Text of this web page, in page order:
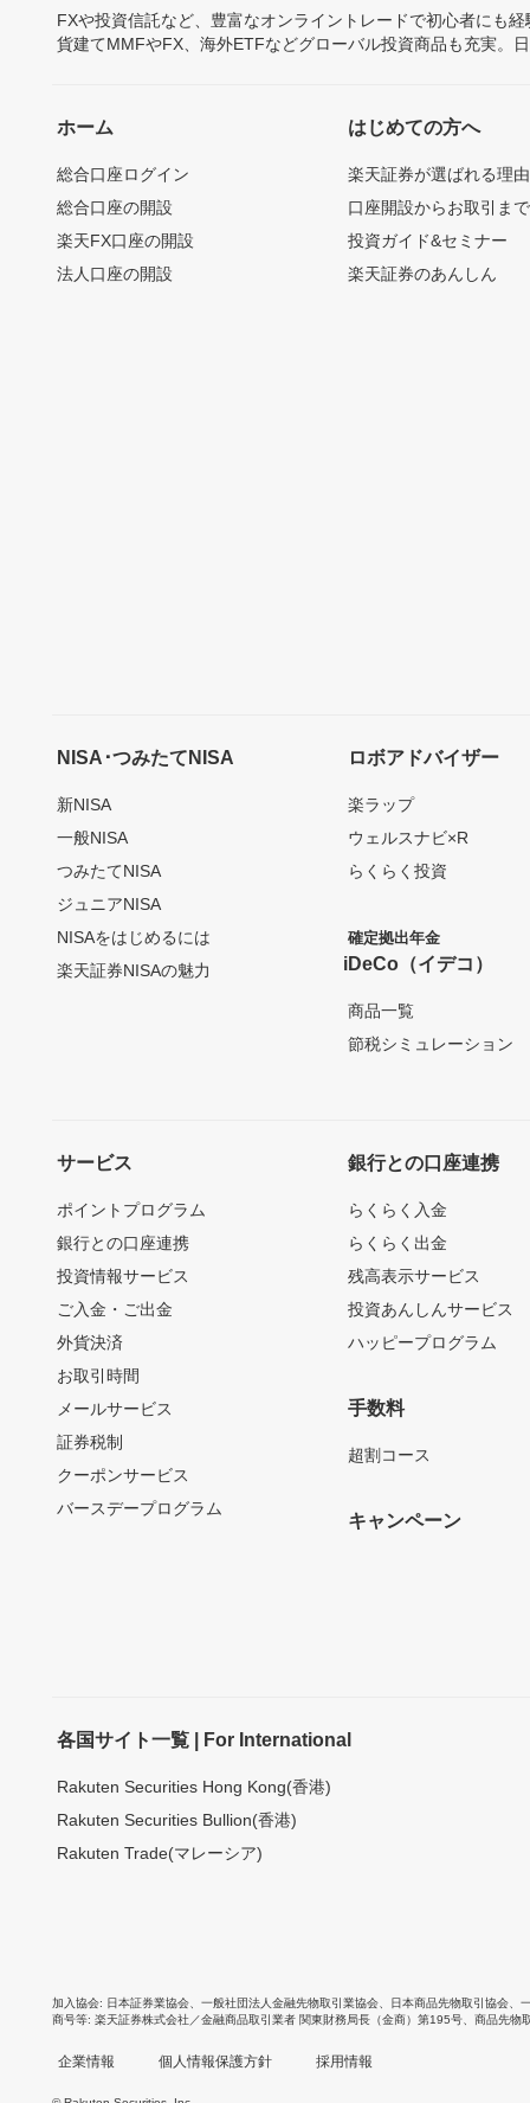
FXや投資信託など、豊富なオンライントレードで初心者にも
貨建てMMFやFX、海外ETFなどグローバル投資商品も充実。
ホーム
総合口座ログイン
総合口座の開設
楽天FX口座の開設
法人口座の開設
はじめての方へ
楽天証券が選ばれる理由
口座開設からお取引ま
投資ガイド&セミナー
楽天証券のあんしん
NISA･つみたてNISA
新NISA
一般NISA
つみたてNISA
ジュニアNISA
NISAをはじめるには
楽天証券NISAの魅力
ロボアドバイザー
楽ラップ
ウェルスナビ×R
らくらく投資
確定拠出年金
iDeCo（イデコ）
商品一覧
節税シミュレーション
サービス
ポイントプログラム
銀行との口座連携
投資情報サービス
ご入金・ご出金
外貨決済
お取引時間
メールサービス
証券税制
クーポンサービス
バースデープログラム
銀行との口座連携
らくらく入金
らくらく出金
残高表示サービス
投資あんしんサービス
ハッピープログラム
手数料
超割コース
キャンペーン
各国サイト一覧 | For International
Rakuten Securities Hong Kong(香港)
Rakuten Securities Bullion(香港)
Rakuten Trade(マレーシア)
加入協会 日本証券業協会 一般社団法人金融先物取引業協会 日本商品先物取引協会
商号等 楽天証券株式会社／金融商品取引業者 関東財務局長（金商）第195号、商品先物
企業情報 個人情報保護方針 採用情報